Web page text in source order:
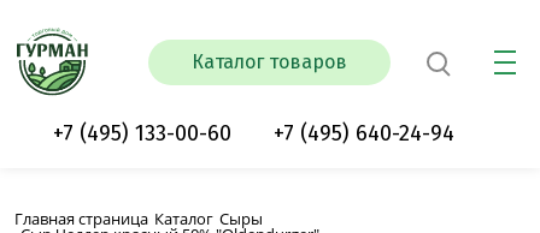
Каталог товаров
+7 (495) 133-00-60 +7 (495) 640-24-94
Главная страница Каталог Сыры